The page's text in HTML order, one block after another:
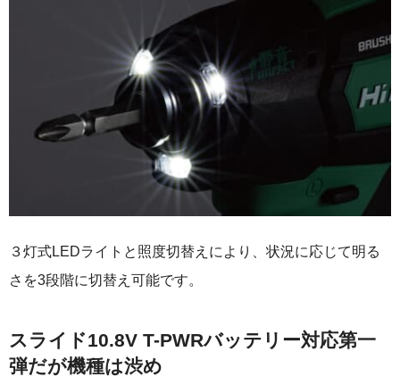
３灯式LEDライトと照度切替えにより、状況に応じて明る
さを3段階に切替え可能です。
スライド10.8V T-PWRバッテリー対応第一
弾だが機種は渋め